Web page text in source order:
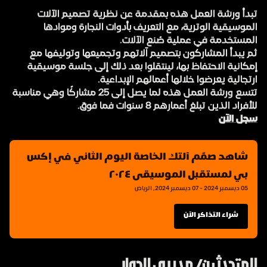
تبدأ ورشة العمل هذه بمقدمة عن نظرية تصميم الآلات
الموسيقية الوترية، مع التعريف بأدوات النجارة وموادها
المستخدمة في عملية صُنع الآلات.
ثم يبدأ المشاركون بتصميم آلاتهم وتجميعها وتوليفها مع
إمكانية الاحتفاظ بها، لينتقلوا بعد ذلك إلى جلسة موسيقية
ارتجالية يعرضوا خلالها أعمالهم الإبداعية.
تتسع ورشة العمل هذه لما يصل إلى 25 مشاركًا وهي مناسبة
للأفراد الذين تبلغ أعمارهم 8 سنوات فما فوق.
سجل الآن
بي لمستقبل الموسيقى ٢٠٢٤
05 ديسمبر 2024 - 07 ديسمبر 2024, الرياض
شراء التذاكر الآن